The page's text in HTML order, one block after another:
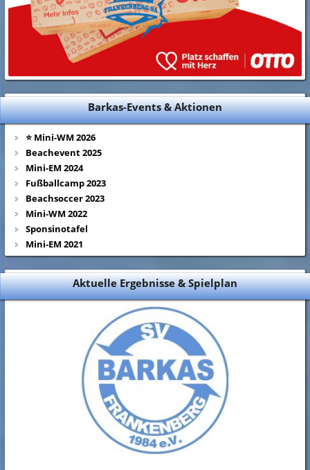
Barkas-Events & Aktionen
⭐ Mini-WM 2026
Beachevent 2025
Mini-EM 2024
Fußballcamp 2023
Beachsoccer 2023
Mini-WM 2022
Sponsinotafel
Mini-EM 2021
Aktuelle Ergebnisse & Spielplan